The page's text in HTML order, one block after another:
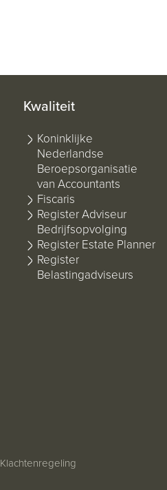
Kwaliteit
Koninklijke
Nederlandse
Beroepsorganisatie
van Accountants
Fiscaris
Register Adviseur
Bedrijfsopvolging
Register Estate Planner
Register
Belastingadviseurs
Klachtenregeling